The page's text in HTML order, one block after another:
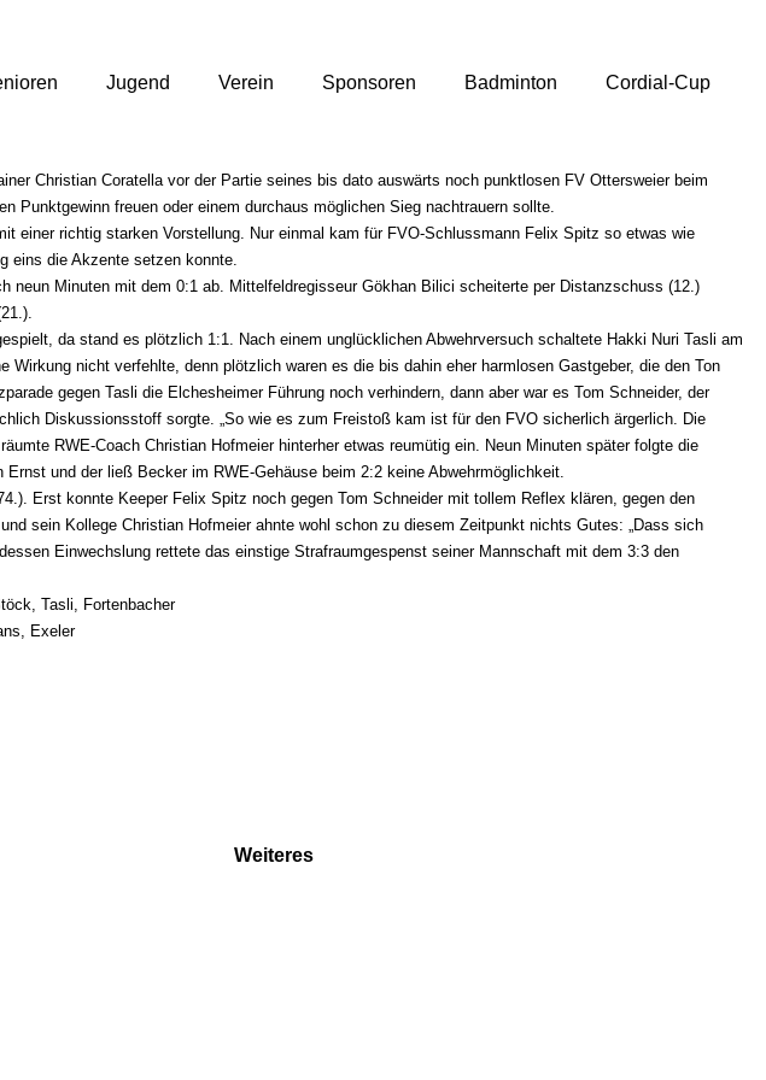
Jugend Verein Sponsoren Badminton Cordial-Cup
Christian Coratella vor der Partie seines bis dato auswärts noch punktlosen FV Ottersweier beim
Punktgewinn freuen oder einem durchaus möglichen Sieg nachtrauern sollte.
einer richtig starken Vorstellung. Nur einmal kam für FVO-Schlussmann Felix Spitz so etwas wie
eins die Akzente setzen konnte.
Minuten mit dem 0:1 ab. Mittelfeldregisseur Gökhan Bilici scheiterte per Distanzschuss (12.)
da stand es plötzlich 1:1. Nach einem unglücklichen Abwehrversuch schaltete Hakki Nuri Tasli am
nicht verfehlte, denn plötzlich waren es die bis dahin eher harmlosen Gastgeber, die den Ton
gegen Tasli die Elchesheimer Führung noch verhindern, dann aber war es Tom Schneider, der
Diskussionsstoff sorgte. „So wie es zum Freistoß kam ist für den FVO sicherlich ärgerlich. Die
RWE-Coach Christian Hofmeier hinterher etwas reumütig ein. Neun Minuten später folgte die
und der ließ Becker im RWE-Gehäuse beim 2:2 keine Abwehrmöglichkeit.
Erst konnte Keeper Felix Spitz noch gegen Tom Schneider mit tollem Reflex klären, gegen den
sein Kollege Christian Hofmeier ahnte wohl schon zu diesem Zeitpunkt nichts Gutes: „Dass sich
Einwechslung rettete das einstige Strafraumgespenst seiner Mannschaft mit dem 3:3 den
Tasli, Fortenbacher
Exeler
Weiteres